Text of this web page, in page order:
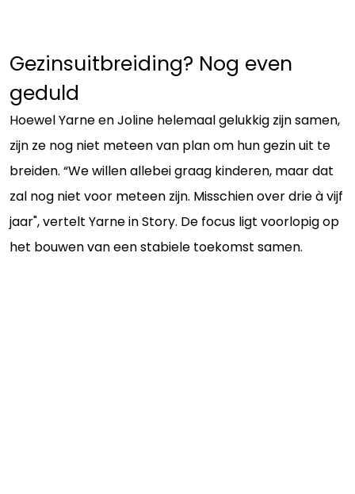
Gezinsuitbreiding? Nog even
geduld
Hoewel Yarne en Joline helemaal gelukkig zijn samen,
zijn ze nog niet meteen van plan om hun gezin uit te
breiden. “We willen allebei graag kinderen, maar dat
zal nog niet voor meteen zijn. Misschien over drie à vijf
jaar", vertelt Yarne in Story. De focus ligt voorlopig op
het bouwen van een stabiele toekomst samen.